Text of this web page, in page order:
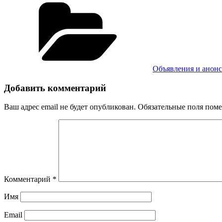
Объявления и
Добавить комментарий
Ваш адрес email не будет опубликован. Обязательные поля
Комментарий *
Имя
Email